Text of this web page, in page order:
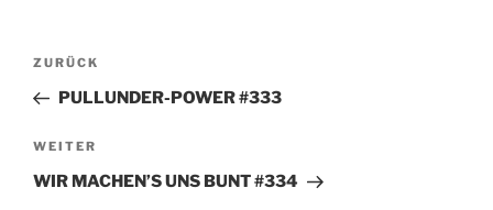
Beitragsnavigation
Vorheriger
Beitrag
ZURÜCK
PULLUNDER-POWER #333
Nächster
Beitrag
WEITER
WIR MACHEN’S UNS BUNT #334